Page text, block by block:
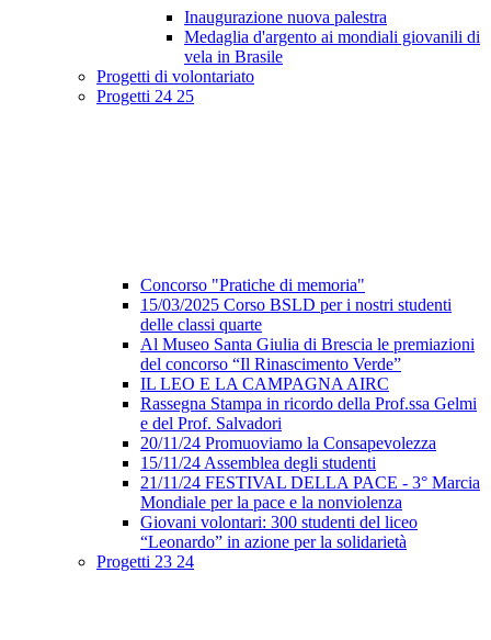
Inaugurazione nuova palestra
Medaglia d'argento ai mondiali giovanili di
vela in Brasile
Progetti di volontariato
Progetti 24 25
Concorso "Pratiche di memoria"
15/03/2025 Corso BSLD per i nostri studenti
delle classi quarte
Al Museo Santa Giulia di Brescia le premiazioni
del concorso “Il Rinascimento Verde”
IL LEO E LA CAMPAGNA AIRC
Rassegna Stampa in ricordo della Prof.ssa Gelmi
e del Prof. Salvadori
20/11/24 Promuoviamo la Consapevolezza
15/11/24 Assemblea degli studenti
21/11/24 FESTIVAL DELLA PACE - 3° Marcia
Mondiale per la pace e la nonviolenza
Giovani volontari: 300 studenti del liceo
“Leonardo” in azione per la solidarietà
Progetti 23 24